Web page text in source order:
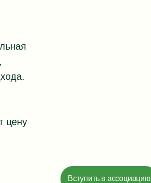
цену
Вступить в ассоциацию